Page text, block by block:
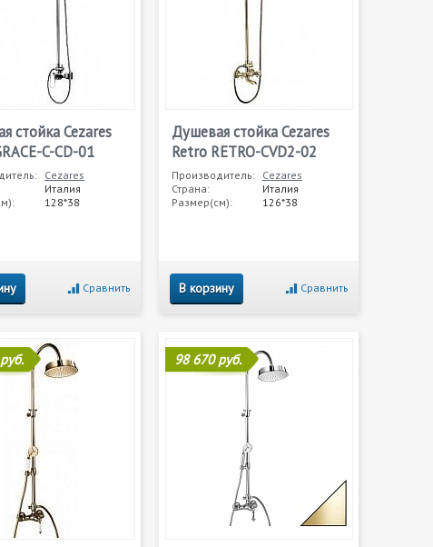
стойка Cezares
C-CD-01
Cezares
Италия
128*38
Сравнить
Душевая стойка Cezares
Retro RETRO-CVD2-02
Производитель: Cezares
Страна:
Италия
Размер(см):
126*38
В корзину Сравнить
98 670 руб.